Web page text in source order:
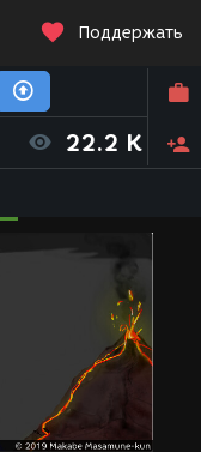
Поддержать
22.2 K